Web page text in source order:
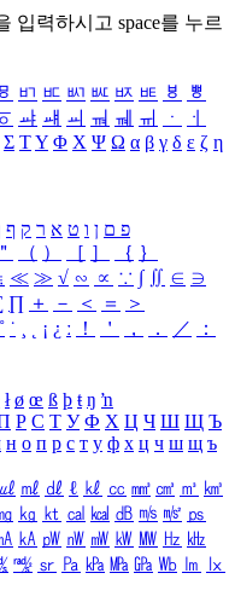
입력하시고 space를 누르
ㅱ ㅲ ㅳ ㅴ ㅵ ㅶ ㅷ ㅸ
ㅹ
ㆇ ㆈ ㆉ ㆊ ㆋ ㆌ ㆍ
ㆎ
Σ ΤΥ Φ Χ Ψ Ω α β γ δ ε ζ η
פ ם ן ו ט א ר ק ף
＂ （ ） ［ ］ ｛ ｝
≪ ≫ √ ∽ ∝ ∵ ∫ ∬ ∈ ∋
∏ ＋ － ＜ ＝
＞
˚ ˙ ¸ ¡ ¿ ː ！ ＇ ， ． ／
：
ł ø œ ß þ ŧ ŋ ŉ
Р С Т У Ф Х Ц Ч Ш Щ Ъ
н о п р с т у ф х ц ч ш щ ъ
㎕ ㎖ ㎗ ℓ ㎘ ㏄ ㎣ ㎤ ㎥ ㎦
㎏ ㏏ ㎈ ㎉ ㏈ ㎧ ㎨ ㎰
㎄ ㎺ ㎻ ㎽ ㎾ ㎿ ㎐ ㎑
㎯ ㏛ ㎩ ㎪ ㎫ ㎬ ㏝ ㏐
㏓